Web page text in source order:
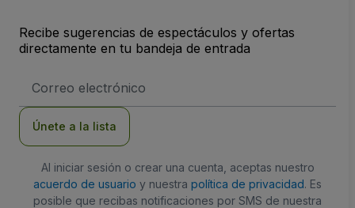
Recibe sugerencias de espectáculos y ofertas
directamente en tu bandeja de entrada
de
Únete a la lista
Al iniciar sesión o crear una cuenta, aceptas nuestro
acuerdo de usuario y nuestra política de privacidad. Es
posible que recibas notificaciones por SMS de nuestra